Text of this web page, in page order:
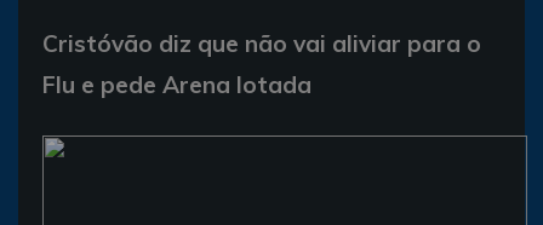
Cristóvão diz que não vai aliviar para o
Flu e pede Arena lotada